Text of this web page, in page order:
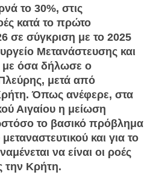
το 30%, στις
κατά το πρώτο
σε σύγκριση με το 2025
Μετανάστευσης και
όσα δήλωσε ο
μετά από
Όπως ανέφερε, στα
Αιγαίου η μείωση
το βασικό πρόβλημα
και για το
να είναι οι ροές
την Κρήτη.